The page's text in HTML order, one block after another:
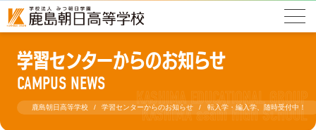
学習センターからのお知らせ
CAMPUS NEWS
鹿島朝日高等学校 学習センターからのお知らせ 転入学・編入学、随時受付中！